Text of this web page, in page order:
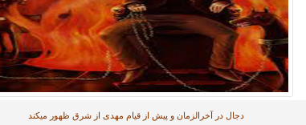
دجال در آخرالزمان و پیش از قیام مهدی از شرق ظهور میکند